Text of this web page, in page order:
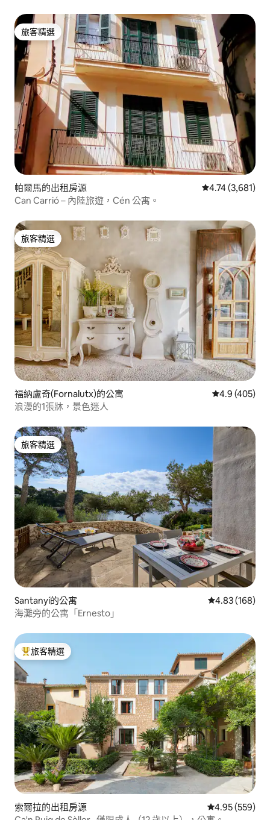
旅客精選
旅客精選
帕爾馬的出租房源 從 3,681 則評價
4.74 (3,681)
Can Carrió – 內陸旅遊，Cén 公寓。
旅客精選
旅客精選
福納盧奇(Fornalutx)的公寓 從 405 則評
4.9 (405)
浪漫的1張牀，景色迷人
旅客精選
旅客精選
Santanyí的公寓 從 168 則評價
4.83 (168)
海灘旁的公寓「Ernesto」
旅客精選榜首
旅客精選
索爾拉的出租房源 從 559 則評價
4.95 (559)